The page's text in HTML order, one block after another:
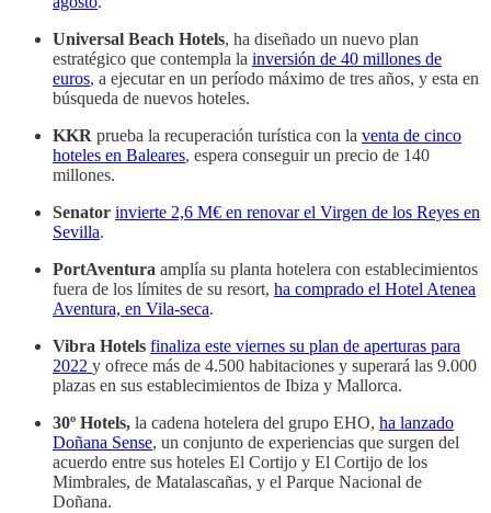
Universal Beach Hotels, ha ​​diseñado un nuevo plan
estratégico que contempla la inversión de 40 millones de
euros, a ejecutar en un período máximo de tres años, y esta en
búsqueda de nuevos hoteles.
KKR prueba la recuperación turística con la venta de cinco
hoteles en Baleares, espera conseguir un precio de 140
millones.
Senator invierte 2,6 M€ en renovar el Virgen de los Reyes en
Sevilla.
PortAventura amplía su planta hotelera con establecimientos
fuera de los límites de su resort, ha comprado el Hotel Atenea
Aventura, en Vila-seca.
Vibra Hotels finaliza este viernes su plan de aperturas para
2022 y ofrece más de 4.500 habitaciones y superará las 9.000
plazas en sus establecimientos de Ibiza y Mallorca.
30º Hotels, la cadena hotelera del grupo EHO, ha lanzado
Doñana Sense, un conjunto de experiencias que surgen del
acuerdo entre sus hoteles El Cortijo y El Cortijo de los
Mimbrales, de Matalascañas, y el Parque Nacional de
Doñana.